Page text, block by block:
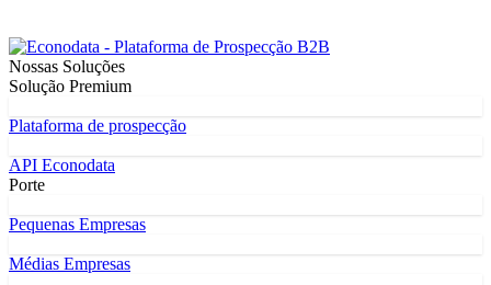
Nossas Soluções
Solução Premium
Plataforma de prospecção
API Econodata
Porte
Pequenas Empresas
Médias Empresas